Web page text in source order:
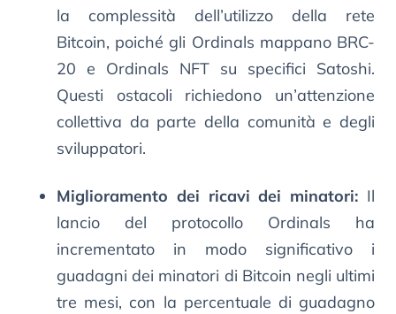
la complessità dell’utilizzo della rete
Bitcoin, poiché gli Ordinals mappano BRC-
20 e Ordinals NFT su specifici Satoshi.
Questi ostacoli richiedono un’attenzione
collettiva da parte della comunità e degli
sviluppatori.
Miglioramento dei ricavi dei minatori: Il
lancio del protocollo Ordinals ha
incrementato in modo significativo i
guadagni dei minatori di Bitcoin negli ultimi
tre mesi, con la percentuale di guadagno